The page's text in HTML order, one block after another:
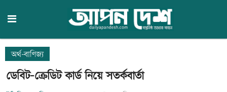
অর্থ-বাণিজ্য
ডেবিট-ক্রেডিট কার্ড নিয়ে সতর্কবার্তা